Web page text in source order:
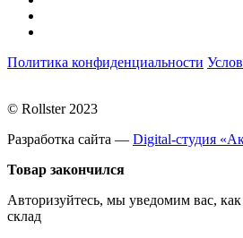
Политика конфиденциальности
© Rollster 2023
Разработка сайта — Digital-студия
Товар закончился
Авторизуйтесь, мы уведомим вас,
склад